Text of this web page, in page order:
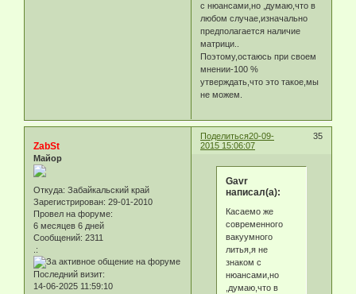
с нюансами,но ,думаю,что в
любом случае,изначально
предполагается наличие
матрици..
Поэтому,остаюсь при своем
мнении-100 %
утверждать,что это такое,мы
не можем.
Поделиться 35
20-09-
2015 15:06:07
ZabSt
Майор
Откуда: Забайкальский край
Зарегистрирован: 29-01-2010
Провел на форуме:
6 месяцев 6 дней
Сообщений: 2311
.:
Последний визит:
14-06-2025 11:59:10
Gavr
написал(а):
Касаемо же
современного
вакуумного
литья,я не
знаком с
нюансами,но
,думаю,что в